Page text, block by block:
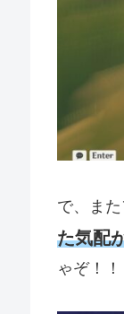
で、ま
た気配
ゃぞ！！